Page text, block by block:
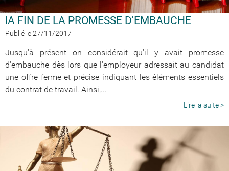
lA FIN DE LA PROMESSE D'EMBAUCHE
Publié le 27/11/2017
Jusqu'à présent on considérait qu'il y avait promesse
d'embauche dès lors que l'employeur adressait au candidat
une offre ferme et précise indiquant les éléments essentiels
du contrat de travail. Ainsi,...
Lire la suite >